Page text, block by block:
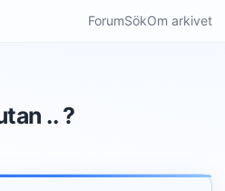
ForumSökOm arkivet
.. ?